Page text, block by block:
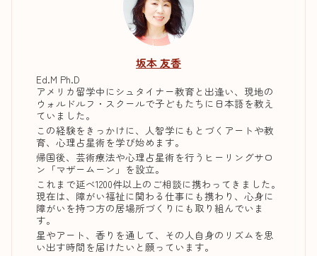
坂本 友香
Ed.M Ph.D
アメリカ留学中にシュタイナー教育と出逢い、現地の
ウォルドルフ・スクールで子どもたちに日本語を教え
ていました。
この経験をきっかけに、人智学にもとづくアートや教
育、心理占星術を学び始めます。
帰国後、芸術療法や心理占星術を行うヒーリングサロ
ン「マザームーン」を設立。
これまで延べ1200件以上のご相談に携わってきました。
現在は、障がい福祉に関わる仕事にも携わり、心身に
障がいを持つ方の居場所づくりにも取り組んでいま
す。
星やアート、香りを通して、その人自身のリズムを思
い出す時間を届けたいと願っています。